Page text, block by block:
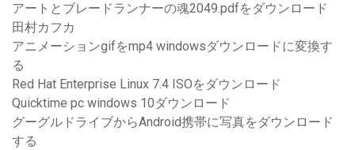
アートとブレードランナーの魂2049.pdfをダウンロード
田村カフカ
アニメーションgifをmp4 windowsダウンロードに変換す
る
Red Hat Enterprise Linux 7.4 ISOをダウンロード
Quicktime pc windows 10ダウンロード
グーグルドライブからAndroid携帯に写真をダウンロード
する